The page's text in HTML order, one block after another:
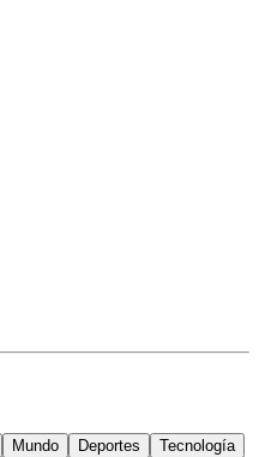
Mundo Deportes
Tecnología